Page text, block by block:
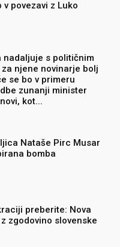
povezavi z Luko
nadaljuje s političnim
njene novinarje bolj
se bo v primeru
zunanji minister
kot...
Nataše Pirc Musar
bomba
preberite: Nova
zgodovino slovenske